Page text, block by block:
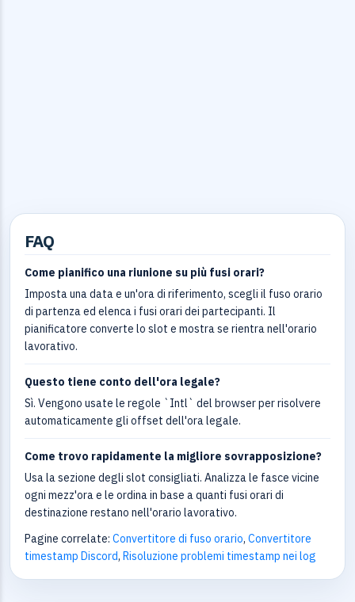
FAQ
Come pianifico una riunione su più fusi orari?
Imposta una data e un'ora di riferimento, scegli il fuso orario
di partenza ed elenca i fusi orari dei partecipanti. Il
pianificatore converte lo slot e mostra se rientra nell'orario
lavorativo.
Questo tiene conto dell'ora legale?
Sì. Vengono usate le regole `Intl` del browser per risolvere
automaticamente gli offset dell'ora legale.
Come trovo rapidamente la migliore sovrapposizione?
Usa la sezione degli slot consigliati. Analizza le fasce vicine
ogni mezz'ora e le ordina in base a quanti fusi orari di
destinazione restano nell'orario lavorativo.
Pagine correlate: Convertitore di fuso orario, Convertitore
timestamp Discord, Risoluzione problemi timestamp nei log